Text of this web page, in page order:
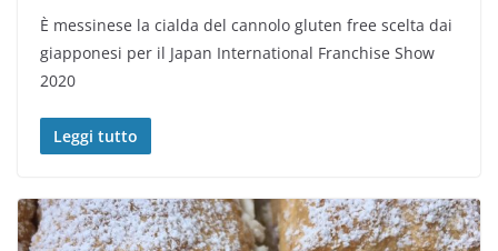
È messinese la cialda del cannolo gluten free scelta dai
giapponesi per il Japan International Franchise Show
2020
Leggi tutto